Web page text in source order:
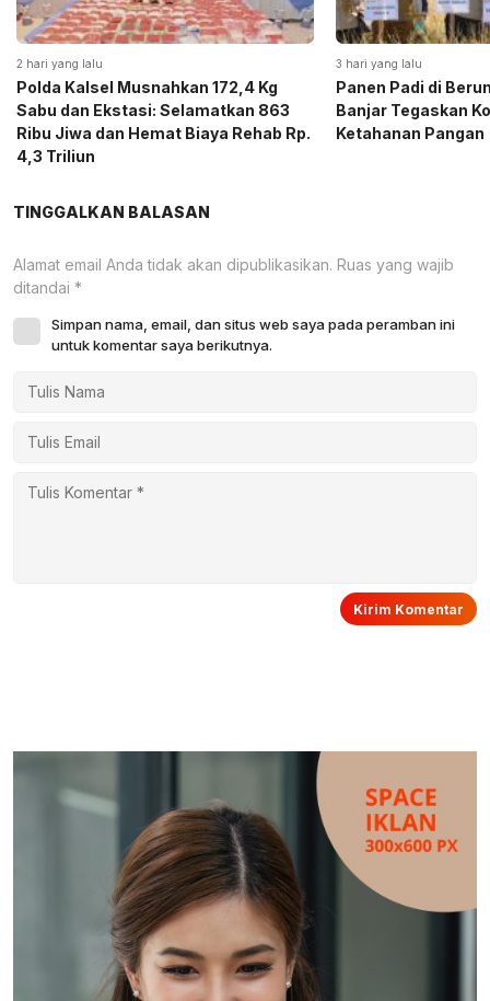
2 hari yang lalu
Polda Kalsel Musnahkan 172,4 Kg
Sabu dan Ekstasi: Selamatkan 863
Ribu Jiwa dan Hemat Biaya Rehab Rp.
4,3 Triliun
3 hari yang lalu
Panen Padi di
Banjar Tegaskan
Ketahanan Pangan
TINGGALKAN BALASAN
Alamat email Anda tidak akan dipublikasikan. Ruas yang wajib
ditandai *
Simpan nama, email, dan situs web saya pada peramban ini
untuk komentar saya berikutnya.